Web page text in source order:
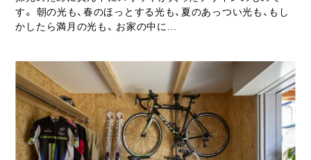
す。 朝の光も、春のほっとする光も、夏のあっつい光も、もし
かしたら満月の光も、 お家の中に...